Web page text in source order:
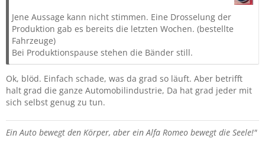
Jene Aussage kann nicht stimmen. Eine Drosselung der
Produktion gab es bereits die letzten Wochen. (bestellte
Fahrzeuge)
Bei Produktionspause stehen die Bänder still.
Ok, blöd. Einfach schade, was da grad so läuft. Aber betrifft
halt grad die ganze Automobilindustrie, Da hat grad jeder mit
sich selbst genug zu tun.
Ein Auto bewegt den Körper, aber ein Alfa Romeo bewegt die Seele!"